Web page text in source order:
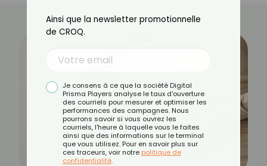
Ainsi que la newsletter promotionnelle
de CROQ.
Je consens à ce que la société Digital
Prisma Players analyse le taux d'ouverture
des courriels pour mesurer et optimiser les
performances des campagnes. Nous
pourrons savoir si vous ouvrez les
courriels, l'heure à laquelle vous le faites
ainsi que des informations sur le terminal
que vous utilisez. Pour en savoir plus sur
ces traceurs, voir notre politique de
confidentialité.